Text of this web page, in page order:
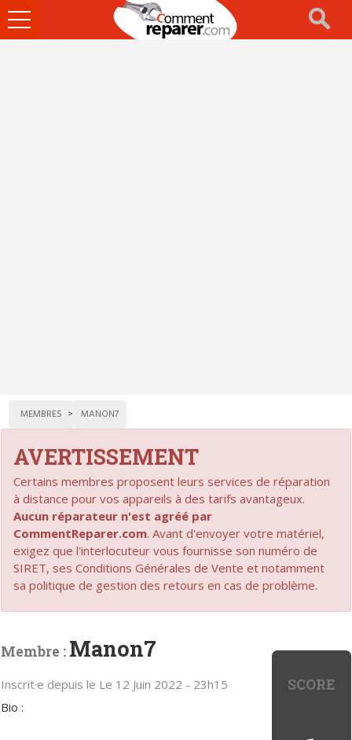
Ouvrir
le
MEMBRES MANON7
AVERTISSEMENT
Certains membres proposent leurs services de réparation
à distance pour vos appareils à des tarifs avantageux.
Aucun réparateur n'est agréé par
CommentReparer.com. Avant d'envoyer votre matériel,
exigez que l'interlocuteur vous fournisse son numéro de
SIRET, ses Conditions Générales de Vente et notamment
sa politique de gestion des retours en cas de problème.
SCORE
Membre : Manon7
Inscrit·e depuis le Le 12 Juin 2022 - 23h15
Bio :